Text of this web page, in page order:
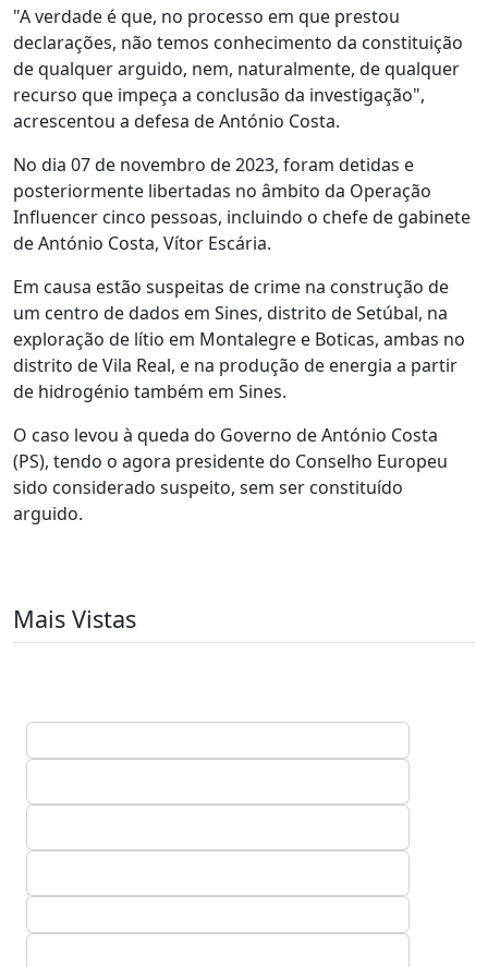
"A verdade é que, no processo em que prestou
declarações, não temos conhecimento da constituição
de qualquer arguido, nem, naturalmente, de qualquer
recurso que impeça a conclusão da investigação",
acrescentou a defesa de António Costa.
No dia 07 de novembro de 2023, foram detidas e
posteriormente libertadas no âmbito da Operação
Influencer cinco pessoas, incluindo o chefe de gabinete
de António Costa, Vítor Escária.
Em causa estão suspeitas de crime na construção de
um centro de dados em Sines, distrito de Setúbal, na
exploração de lítio em Montalegre e Boticas, ambas no
distrito de Vila Real, e na produção de energia a partir
de hidrogénio também em Sines.
O caso levou à queda do Governo de António Costa
(PS), tendo o agora presidente do Conselho Europeu
sido considerado suspeito, sem ser constituído
arguido.
Mais Vistas